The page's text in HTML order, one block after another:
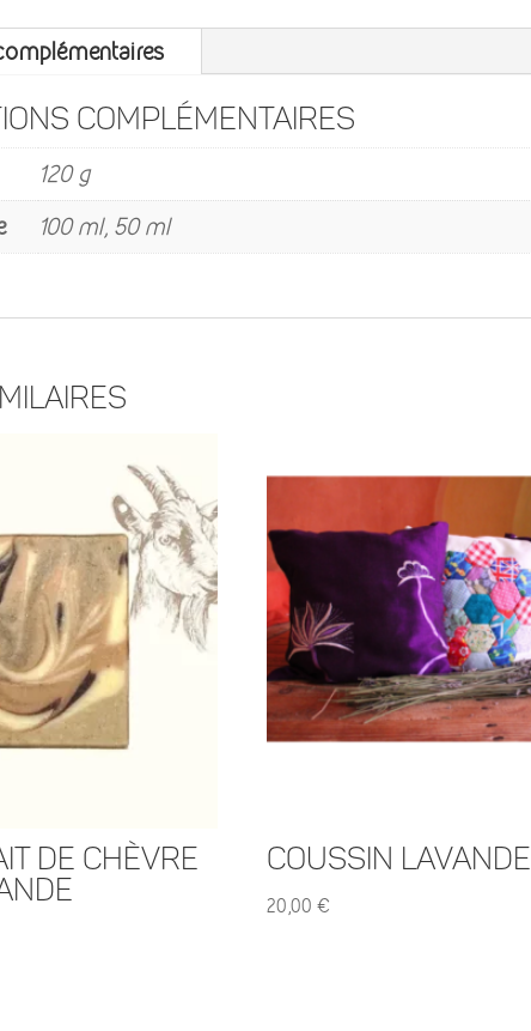
complémentaires
120 g
100 ml, 50 ml
de Chèvre
Coussin Lavande
20,00 €